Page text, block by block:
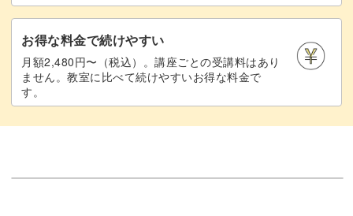
お得な料金で続けやすい
月額2,480円〜（税込）。講座ごとの受講料はあり
ません。教室に比べて続けやすいお得な料金で
す。